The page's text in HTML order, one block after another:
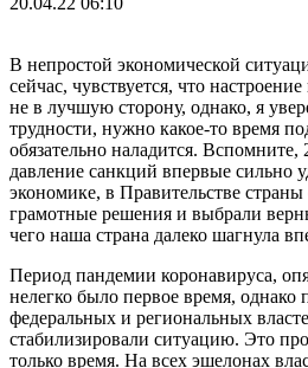
В непростой экономической
сейчас, чувствуется, что
не в лучшую сторону, однако, я
трудности, нужно какое-то время
обязательно наладится. Вспомните,
давление санкций впервые сильно
экономике, в Правительстве
грамотные решения и выбрали
чего наша страна далеко шагнула
Период пандемии коронавируса,
нелегко было первое время,
федеральных и региональных
стабилизировали ситуацию. Это
только время. На всех эшелонах